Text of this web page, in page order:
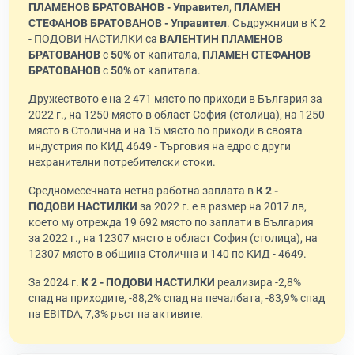
ПЛАМЕНОВ БРАТОВАНОВ - Управител, ПЛАМЕН
СТЕФАНОВ БРАТОВАНОВ - Управител. Съдружници в К 2
- ПОДОВИ НАСТИЛКИ са ВАЛЕНТИН ПЛАМЕНОВ
БРАТОВАНОВс50%от капитала, ПЛАМЕН СТЕФАНОВ
БРАТОВАНОВс50%от капитала.
Дружеството е на 2 471 място по приходи в България за
2022 г., на 1250 място в област София (столица), на 1250
място в Столична и на 15 място по приходи в своята
индустрия по КИД 4649 - Търговия на едро с други
нехранителни потребителски стоки.
Средномесечната нетна работна заплата в К 2 -
ПОДОВИ НАСТИЛКИ за 2022 г. е в размер на 2017 лв,
което му отрежда 19 692 място по заплати в България
за 2022 г., на 12307 място в област София (столица), на
12307 място в община Столична и 140 по КИД - 4649.
За 2024 г. К 2 - ПОДОВИ НАСТИЛКИ реализира -2,8%
спад на приходите, -88,2% спад на печалбата, -83,9% спад
на EBITDA, 7,3% ръст на активите.